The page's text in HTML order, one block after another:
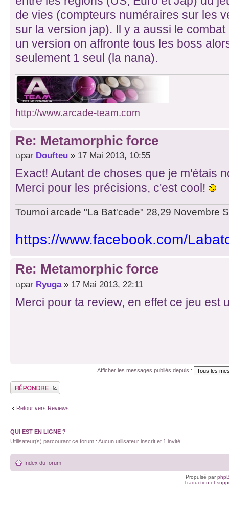
de vies (compteurs numéraires sur les
sur la version jap). Il y a aussi le
un version on affronte tous les boss
seulement 1 seul (la nana).
http://www.arcade-team.com
Re: Metamorphic force
par Doufteu » 17 Mai 2013, 10:55
Exact! Autant de choses que je m'étais
Merci pour les précisions, c'est cool!
Tournoi arcade "La Bat'cade" 28,29 Novembre
https://www.facebook.com/
Re: Metamorphic force
par Ryuga» 17 Mai 2013, 22:11
Merci pour ta review, en effet ce jeu est
Afficher les messages publiés depuis :
Publier une réponse
Retour vers Reviews
QUI EST EN LIGNE ?
Utilisateur(s) parcourant ce forum : Aucun utilisateur inscrit et 1 invité
Index du forum
Propulsé par
Traduction et